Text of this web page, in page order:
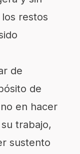
restos
de
de
en hacer
trabajo,
sustento